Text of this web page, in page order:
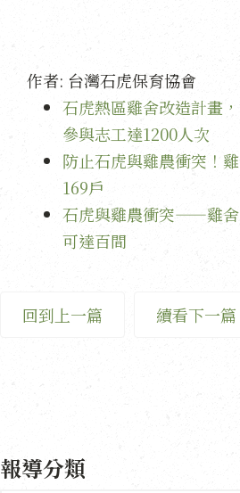
作者: 台灣石虎保育協會
石虎熱區雞舍改造計畫
參與志工達1200人次
防止石虎與雞農衝突！
169戶
石虎與雞農衝突——雞舍
可達百間
回到上一篇 續看下一篇
報導分類